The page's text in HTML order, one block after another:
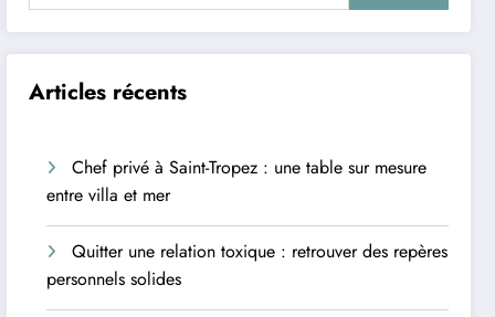
Articles récents
Chef privé à Saint-Tropez : une table sur mesure
entre villa et mer
Quitter une relation toxique : retrouver des repères
personnels solides